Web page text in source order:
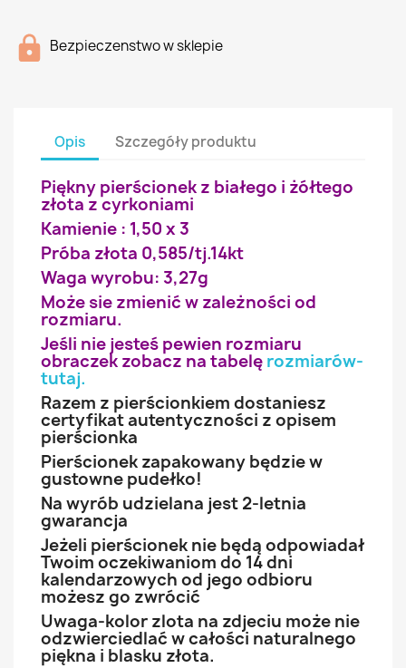
Bezpieczenstwo w sklepie
Opis Szczegóły produktu
Piękny pierścionek z białego i żółtego
złota z cyrkoniami
Kamienie : 1,50 x 3
Próba złota 0,585/tj.14kt
Waga wyrobu: 3,27g
Może sie zmienić w zależności od
rozmiaru.
Jeśli nie jesteś pewien rozmiaru
obraczek zobacz na tabelę rozmiarów-
tutaj.
Razem z pierścionkiem dostaniesz
certyfikat autentyczności z opisem
pierścionka
Pierścionek zapakowany będzie w
gustowne pudełko!
Na wyrób udzielana jest 2-letnia
gwarancja
Jeżeli pierścionek nie będą odpowiadał
Twoim oczekiwaniom do 14 dni
kalendarzowych od jego odbioru
możesz go zwrócić
Uwaga-kolor zlota na zdjeciu może nie
odzwierciedlać w całości naturalnego
piękna i blasku złota.